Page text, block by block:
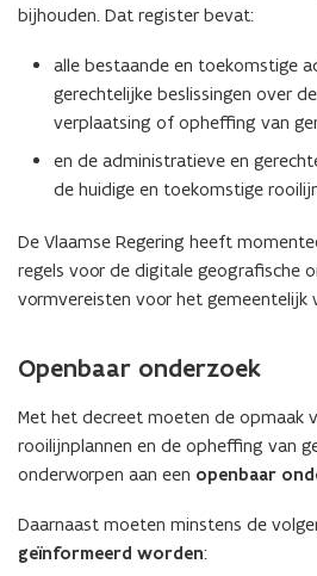
w
e
n
s
t
e
)
i
e
n
s
e
)
bijhouden. Dat register bevat:
alle bestaande en toekomstige
gerechtelijke beslissingen over
verplaatsing of opheffing van
en de administratieve en
de huidige en toekomstige
De Vlaamse Regering heeft
regels voor de digitale geografische
vormvereisten voor het gemeentelijk
Openbaar onderzoek
Met het decreet moeten de opmaak
rooilijnplannen en de opheffing van
onderworpen aan een openbaar
Daarnaast moeten minstens de
geïnformeerd worden: